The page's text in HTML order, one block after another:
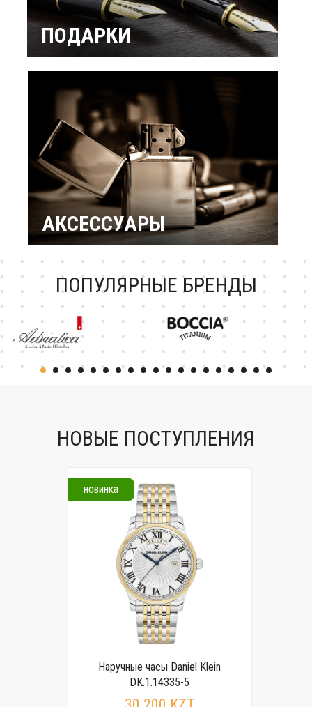
ПОДАРКИ
Повод / Событие
Зодиака
Подарок ребенку
Подарки по
профессиям и
увлечениям
Подарочный
сертификат
АКСЕССУАРЫ
ПОПУЛЯРНЫЕ БРЕНДЫ
НОВЫЕ ПОСТУПЛЕНИЯ
новинка
Наручные часы Daniel Klein
DK.1.14335-5